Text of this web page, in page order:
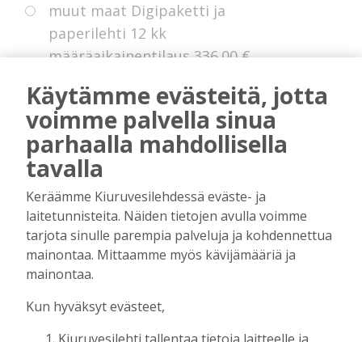
muut maat Digipaketti ja
paperilehti 12 kk
määräaikainentilaus336.00 €
Eurooppa Digipaketti ja paperilehti
12 kk kestotilaus 225.00 €
ole ollut digitilausta voimassa edellisten 14
kuukauden aikana.
Tilausten sisältö
DigitilaussisältääKiuruvesilehti.fi
Käytämme evästeitä, jotta
voimme palvella sinua
parhaalla mahdollisella
tavalla
Keräämme Kiuruvesilehdessä eväste- ja
laitetunnisteita. Näiden tietojen avulla voimme
tarjota sinulle parempia palveluja ja kohdennettua
mainontaa. Mittaamme myös kävijämääriä ja
mainontaa.
Kun hyväksyt evästeet,